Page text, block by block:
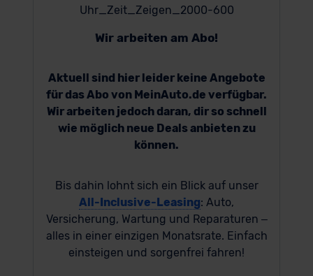
Wir arbeiten am Abo!
Aktuell sind hier leider keine Angebote
für das Abo von MeinAuto.de verfügbar.
Wir arbeiten jedoch daran, dir so schnell
wie möglich neue Deals anbieten zu
können.
Bis dahin lohnt sich ein Blick auf unser
All-Inclusive-Leasing: Auto,
Versicherung, Wartung und Reparaturen –
alles in einer einzigen Monatsrate. Einfach
einsteigen und sorgenfrei fahren!